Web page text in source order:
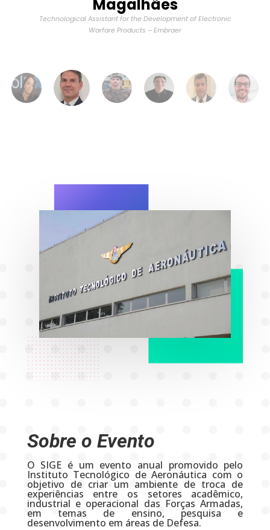
Magalhães
Technological Assistant for the Development of Electronic
Warfare Products – Embraer
Sobre o Evento
O SIGE é um evento anual promovido pelo
Instituto Tecnológico de Aeronáutica com o
objetivo de criar um ambiente de troca de
experiências entre os setores acadêmico,
industrial e operacional das Forças Armadas,
em temas de ensino, pesquisa e
desenvolvimento em áreas de Defesa.